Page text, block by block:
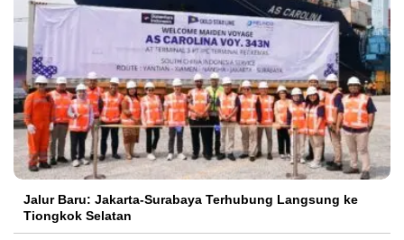
Jalur Baru: Jakarta-Surabaya Terhubung Langsung ke
Tiongkok Selatan